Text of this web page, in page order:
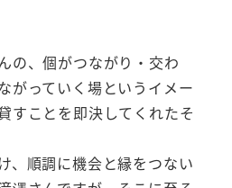
の、個がつながり・交わ
がっていく場というイメー
すことを即決してくれたそ
、順調に機会と縁をつない